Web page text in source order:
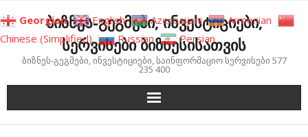
to
content
ბიზნეს-გეგმები, ინვესტიციები,
სერვისები ბიზნესისათვის
ბიზნეს-გეგმები, ინვესტიციები, საინფორმაციო სერვისები 577
235 400
Georgian English Azerbaijani
Armenian
Chinese (Simplified)
Russian Persian